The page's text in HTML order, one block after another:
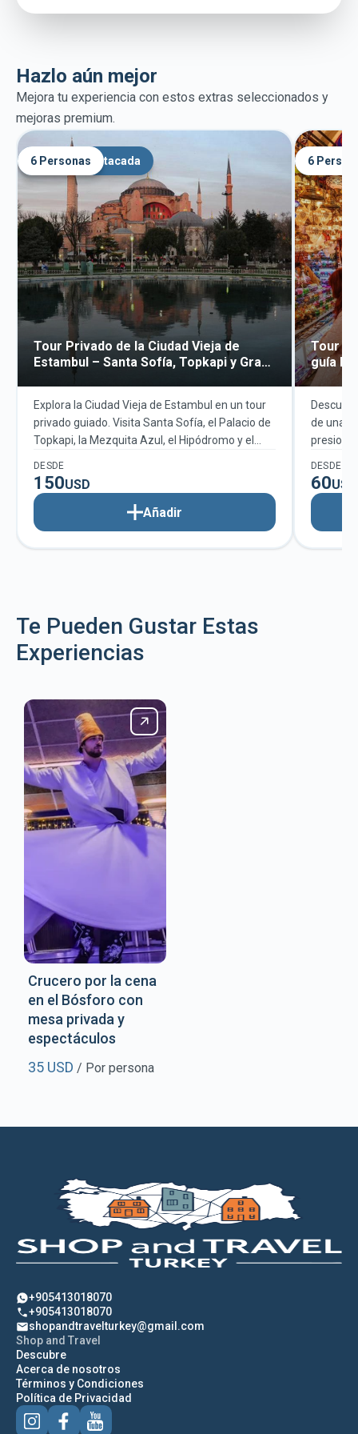
Hazlo aún mejor
Mejora tu experiencia con estos extras seleccionados y
mejoras premium.
Mejora destacada
6 Personas
Tour Privado de la Ciudad Vieja de
Estambul – Santa Sofía, Topkapi y Gran
Explora la Ciudad Vieja de Estambul en un tour
privado guiado. Visita Santa Sofía, el Palacio de
Topkapi, la Mezquita Azul, el Hipódromo y el
personalizado.
DESDE
150USD
Añadir
6
Tour
guía
de una
DESDE
60USD
Te Pueden Gustar Estas
Experiencias
Crucero por la cena
en el Bósforo con
mesa privada y
espectáculos
35 USD / Por persona
+905413018070
+905413018070
shopandtravelturkey@gmail.com
Shop and Travel
Descubre
Acerca de nosotros
Términos y Condiciones
Política de Privacidad